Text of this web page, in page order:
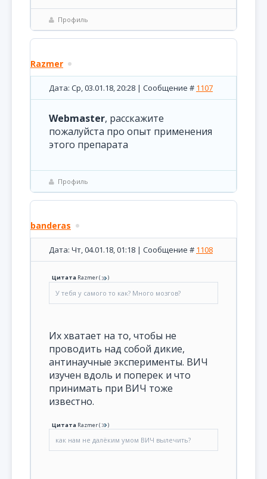
Профиль
Razmer
Дата: Ср, 03.01.18, 20:28 | Сообщение # 1107
Webmaster, расскажите
пожалуйста про опыт применения
этого препарата
Профиль
banderas
Дата: Чт, 04.01.18, 01:18 | Сообщение # 1108
Цитата Razmer( )
У тебя у самого то как? Много мозгов?
Их хватает на то, чтобы не
проводить над собой дикие,
антинаучные эксперименты. ВИЧ
изучен вдоль и поперек и что
принимать при ВИЧ тоже
известно.
Цитата Razmer( )
как нам не далёким умом ВИЧ вылечить?